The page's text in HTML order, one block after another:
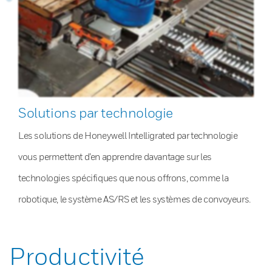
Solutions par technologie
Les solutions de Honeywell Intelligrated par technologie
vous permettent d’en apprendre davantage sur les
technologies spécifiques que nous offrons, comme la
robotique, le système AS/RS et les systèmes de convoyeurs.
Productivité